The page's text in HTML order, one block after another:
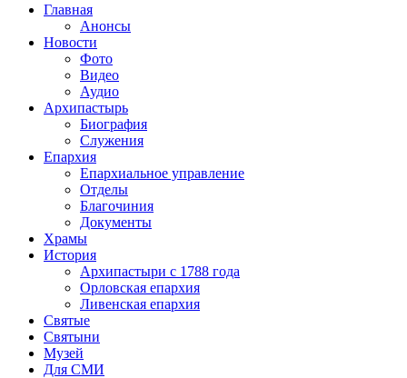
Главная
Анонсы
Новости
Фото
Видео
Аудио
Архипастырь
Биография
Служения
Епархия
Епархиальное управление
Отделы
Благочиния
Документы
Храмы
История
Архипастыри с 1788 года
Орловская епархия
Ливенская епархия
Святые
Святыни
Музей
Для СМИ